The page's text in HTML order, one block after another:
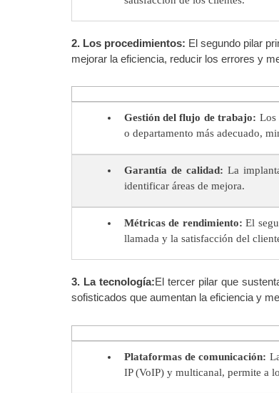
2. Los procedimientos: El segundo pilar
mejorar la eficiencia, reducir los errores y
Gestión del flujo de trabajo: Los
o departamento más adecuado,
Garantía de calidad: La
identificar áreas de mejora.
Métricas de rendimiento: El
llamada y la satisfacción del
3. La tecnología:El tercer pilar que
sofisticados que aumentan la eficiencia y
Plataformas de comunicación:
IP (VoIP) y multicanal, permite a